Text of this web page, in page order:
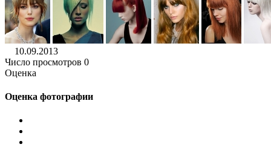
10.09.2013
Число просмотров 0
Оценка
Оценка фотографии